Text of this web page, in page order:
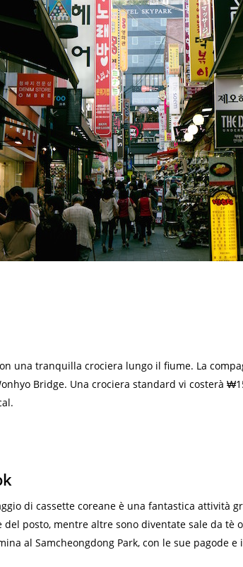
una tranquilla crociera lungo il fiume. La
Bridge. Una crociera standard vi costerà
di cassette coreane è una fantastica attività
posto, mentre altre sono diventate sale da tè
al Samcheongdong Park, con le sue pagode